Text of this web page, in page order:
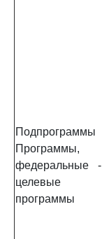
Подпрограммы
Программы,
федеральные
целевые
программы
-